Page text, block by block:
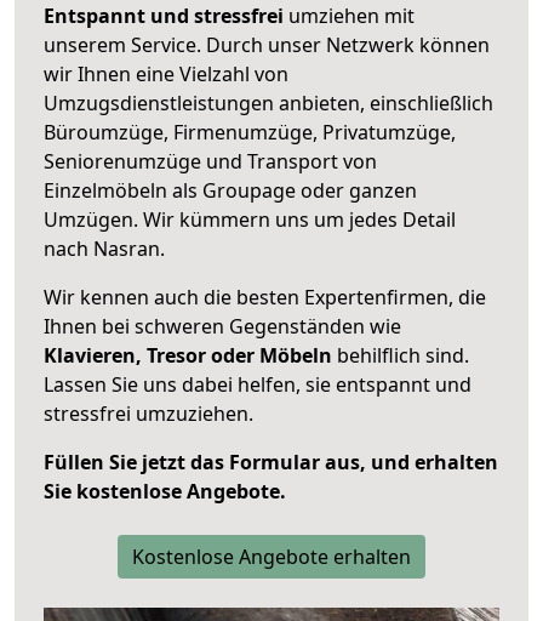
Entspannt und stressfrei umziehen mit
unserem Service. Durch unser Netzwerk können
wir Ihnen eine Vielzahl von
Umzugsdienstleistungen anbieten, einschließlich
Büroumzüge, Firmenumzüge, Privatumzüge,
Seniorenumzüge und Transport von
Einzelmöbeln als Groupage oder ganzen
Umzügen. Wir kümmern uns um jedes Detail
nach Nasran.
Wir kennen auch die besten Expertenfirmen, die
Ihnen bei schweren Gegenständen wie
Klavieren, Tresor oder Möbeln behilflich sind.
Lassen Sie uns dabei helfen, sie entspannt und
stressfrei umzuziehen.
Füllen Sie jetzt das Formular aus, und erhalten
Sie kostenlose Angebote.
Kostenlose Angebote erhalten